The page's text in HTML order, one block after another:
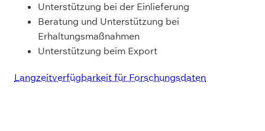
Unterstützung bei der Einlieferung
Beratung und Unterstützung bei
Erhaltungsmaßnahmen
Unterstützung beim Export
Langzeitverfügbarkeit für Forschungsdaten